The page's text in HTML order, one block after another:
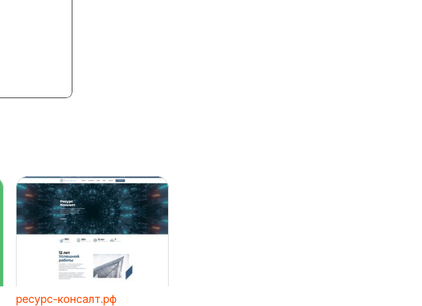
ресурс-консалт.рф